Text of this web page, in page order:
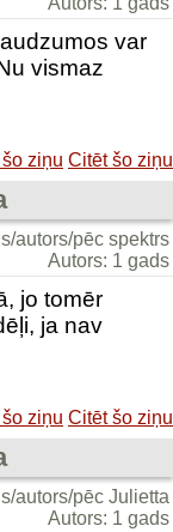
var
vismaz
ziņu Citēt šo ziņu
autors/pēc spektrs
Autors: 1 gads
jo tomēr
ja nav
ziņu Citēt šo ziņu
autors/pēc Julietta
Autors: 1 gads